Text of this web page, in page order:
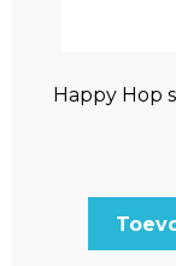
Happy Hop